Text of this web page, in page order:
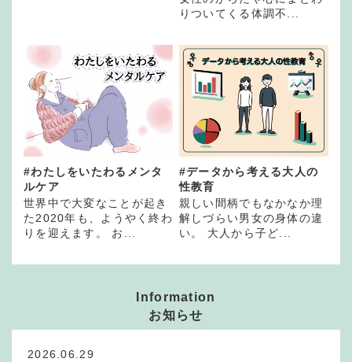
りついてくる体調不...
#わたしをいたわるメンタ
ルケア
世界中で大変なことが起き
た2020年も、ようやく終わ
りを迎えます。 お...
#データから考える大人の
性教育
親しい間柄でもなかなか理
解しづらい男女の身体の違
い。 大人から子ど...
Information
お知らせ
2026.06.29